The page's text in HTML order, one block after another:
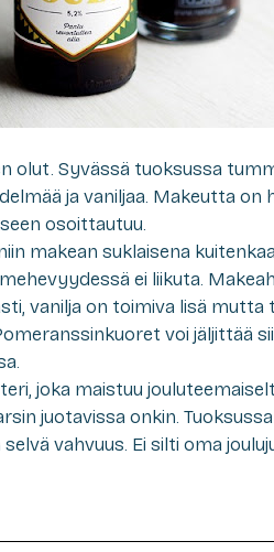
olut. Syvässä tuoksussa
ja vaniljaa. Makeutta on
osoittautuu.
makean suklaisena
ei liikuta.
vanilja on toimiva lisä
voi jäljittää
joka maistuu
juotavissa onkin.
vahvuus. Ei silti oma